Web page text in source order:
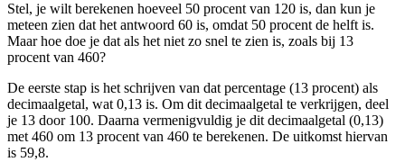
Stel, je wilt berekenen hoeveel 50 procent van 120 is, dan kun je
meteen zien dat het antwoord 60 is, omdat 50 procent de helft is.
Maar hoe doe je dat als het niet zo snel te zien is, zoals bij 13
procent van 460?
De eerste stap is het schrijven van dat percentage (13 procent) als
decimaalgetal, wat 0,13 is. Om dit decimaalgetal te verkrijgen, deel
je 13 door 100. Daarna vermenigvuldig je dit decimaalgetal (0,13)
met 460 om 13 procent van 460 te berekenen. De uitkomst hiervan
is 59,8.